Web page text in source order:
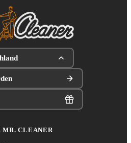
MR. CLEANER